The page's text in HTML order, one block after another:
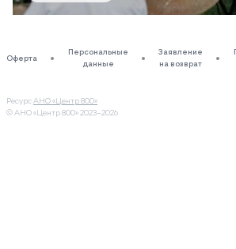
Оферта
Персональные
данные
Заявление
на возврат
Ресурс АНО «Центр 800»
© АНО «Центр 800» 2023–2026